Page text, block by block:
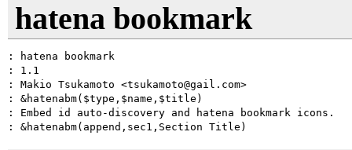
hatena bookmark
: hatena bookmark
: 1.1
: Makio Tsukamoto <tsukamoto@gail.com>
: &hatenabm($type,$name,$title)
: Embed id auto-discovery and hatena bookmark icons.